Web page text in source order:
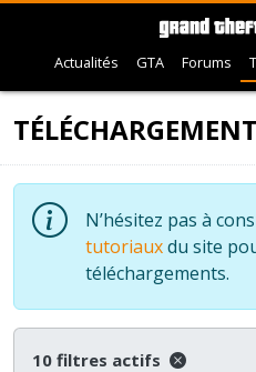
Actualités GTA Forums
N’hésitez pas à
tutoriauxdu site
téléchargements.
10 filtres actifs